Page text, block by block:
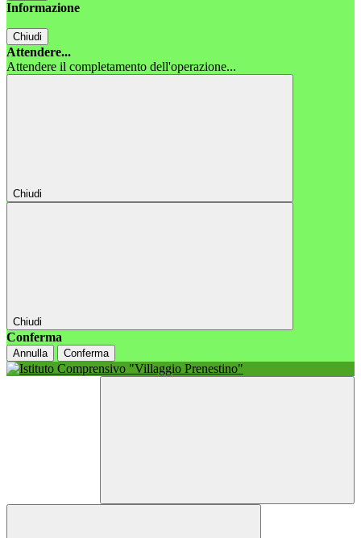
Informazione
Chiudi
Attendere...
Attendere il completamento dell'operazione...
Chiudi
Chiudi
Conferma
Annulla Conferma